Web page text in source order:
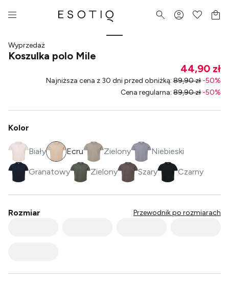
Wyprzedaż
Koszulka polo Mile
44,90 zł
Najniższa cena z 30 dni przed obniżką: 89,90 zł -50%
Cena regularna: 89,90 zł -50%
Kolor
Biały Ecru Zielony Niebieski
Granatowy Zielony Szary Czarny
Rozmiar Przewodnik po rozmiarach